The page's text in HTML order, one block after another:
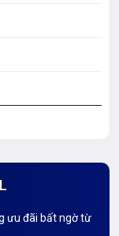
ưu đãi bất ngờ từ